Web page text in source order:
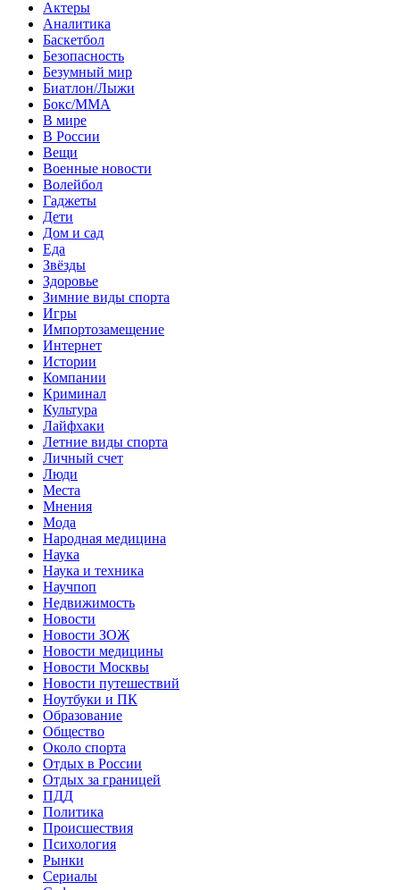
Актеры
Аналитика
Баскетбол
Безопасность
Безумный мир
Биатлон/Лыжи
Бокс/MMA
В мире
В России
Вещи
Военные новости
Волейбол
Гаджеты
Дети
Дом и сад
Еда
Звёзды
Здоровье
Зимние виды спорта
Игры
Импортозамещение
Интернет
Истории
Компании
Криминал
Культура
Лайфхаки
Летние виды спорта
Личный счет
Люди
Места
Мнения
Мода
Народная медицина
Наука
Наука и техника
Научпоп
Недвижимость
Новости
Новости ЗОЖ
Новости медицины
Новости Москвы
Новости путешествий
Ноутбуки и ПК
Образование
Общество
Около спорта
Отдых в России
Отдых за границей
ПДД
Политика
Происшествия
Психология
Рынки
Сериалы